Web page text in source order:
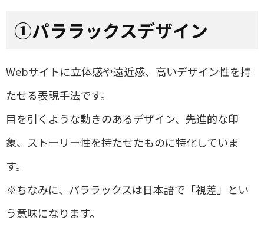
①パララックスデザイン
Webサイトに立体感や遠近感、高いデザイン性を持
たせる表現手法です。
目を引くような動きのあるデザイン、先進的な印
象、ストーリー性を持たせたものに特化していま
す。
※ちなみに、 パララックスは日本語で「視差」とい
う意味になります。